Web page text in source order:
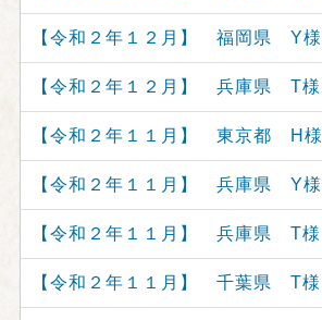
【令和２年１２月】 福岡県 Y様
【令和２年１２月】 兵庫県 T様
【令和２年１１月】 東京都 H様
【令和２年１１月】 兵庫県 Y様
【令和２年１１月】 兵庫県 T様
【令和２年１１月】 千葉県 T様